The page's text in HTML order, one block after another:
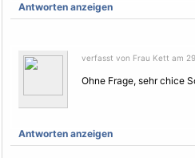
Antworten anzeigen
verfasst von Frau Kett am
Ohne Frage, sehr chice
Antworten anzeigen